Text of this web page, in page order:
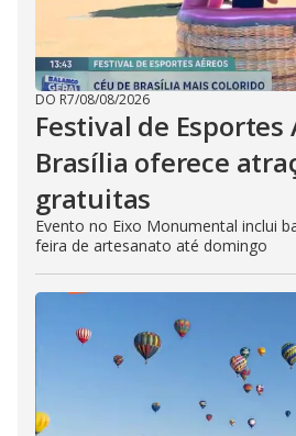
DO R7/08/08/2026
Festival de Esportes
Brasília oferece
gratuitas
Evento no Eixo Monumental inclui
feira de artesanato até domingo